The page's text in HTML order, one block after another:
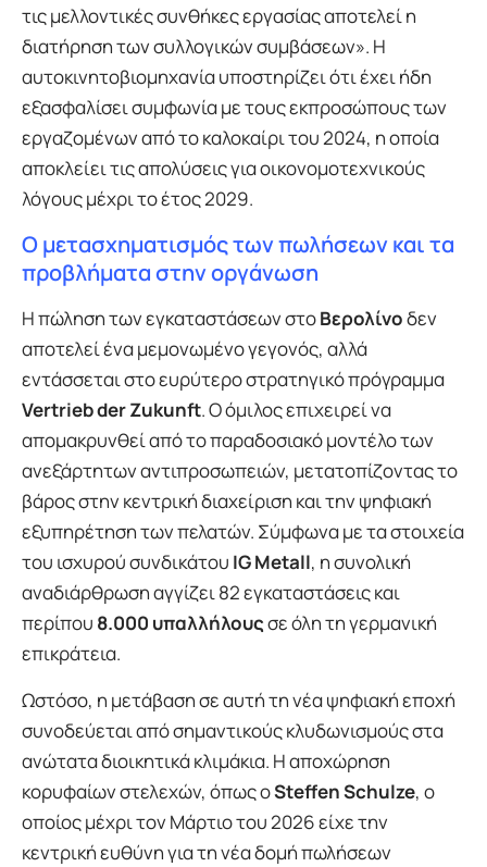
τις μελλοντικές συνθήκες εργασίας αποτελεί η
διατήρηση των συλλογικών συμβάσεων». Η
αυτοκινητοβιομηχανία υποστηρίζει ότι έχει ήδη
εξασφαλίσει συμφωνία με τους εκπροσώπους των
εργαζομένων από το καλοκαίρι του 2024, η οποία
αποκλείει τις απολύσεις για οικονομοτεχνικούς
λόγους μέχρι το έτος 2029.
Ο μετασχηματισμός των πωλήσεων και τα
προβλήματα στην οργάνωση
Η πώληση των εγκαταστάσεων στοΒερολίνοδεν
αποτελεί ένα μεμονωμένο γεγονός, αλλά
εντάσσεται στο ευρύτερο στρατηγικό πρόγραμμα
Vertrieb der Zukunft. Ο όμιλος επιχειρεί να
απομακρυνθεί από το παραδοσιακό μοντέλο των
ανεξάρτητων αντιπροσωπειών, μετατοπίζοντας το
βάρος στην κεντρική διαχείριση και την ψηφιακή
εξυπηρέτηση των πελατών. Σύμφωνα με τα στοιχεία
του ισχυρού συνδικάτου IG Metall, η συνολική
αναδιάρθρωση αγγίζει 82 εγκαταστάσεις και
περίπου 8.000 υπαλλήλουςσε όλη τη γερμανική
επικράτεια.
Ωστόσο, η μετάβαση σε αυτή τη νέα ψηφιακή εποχή
συνοδεύεται από σημαντικούς κλυδωνισμούς στα
ανώτατα διοικητικά κλιμάκια. Η αποχώρηση
κορυφαίων στελεχών, όπως οSteffen Schulze, ο
οποίος μέχρι τον Μάρτιο του 2026 είχε την
κεντρική ευθύνη για τη νέα δομή πωλήσεων